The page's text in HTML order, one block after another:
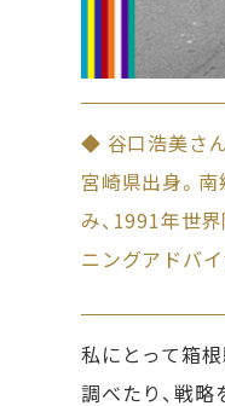
◆ 谷口浩美さ
宮崎県出身。
み、1991年世
ニングアドバ
私にとって箱
調べたり、戦